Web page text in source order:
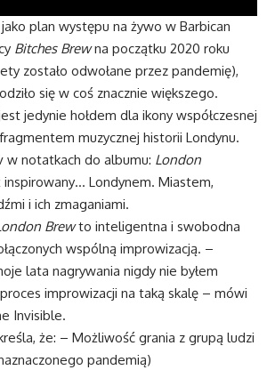
jako plan występu na żywo w Barbican
Bitches Brewna początku 2020 roku
zostało odwołane przez pandemię),
się w coś znacznie większego.
jedynie hołdem dla ikony współczesnej
muzycznej historii Londynu.
w notatkach do albumu: London
Londynem. Miastem,
i ich zmaganiami.
Brewto inteligentna i swobodna
wspólną improwizacją. –
lata nagrywania nigdy nie byłem
improwizacji na taką skalę – mówi
Invisible.
że: – Możliwość grania z grupą ludzi
pandemią)